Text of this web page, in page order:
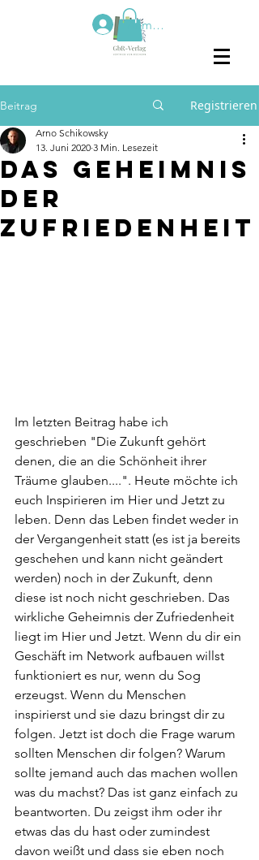
Anmelden
Beitrag Registrieren
Das Geheimnis
der
Zufriedenheit
Arno Schikowsky
13. Juni 2020 3 Min. Lesezeit
Im letzten Beitrag habe ich
geschrieben "Die Zukunft gehört
denen, die an die Schönheit ihrer
Träume glauben....". Heute möchte ich
euch Inspirieren im Hier und Jetzt zu
leben. Denn das Leben findet weder in
der Vergangenheit statt (es ist ja bereits
geschehen und kann nicht geändert
werden) noch in der Zukunft, denn
diese ist noch nicht geschrieben. Das
wirkliche Geheimnis der Zufriedenheit
liegt im Hier und Jetzt. Wenn du dir ein
Geschäft im Network aufbauen willst
funktioniert es nur, wenn du Sog
erzeugst. Wenn du Menschen
inspirierst und sie dazu bringst dir zu
folgen. Jetzt ist doch die Frage warum
sollten Menschen dir folgen? Warum
sollte jemand auch das machen wollen
was du machst? Das ist ganz einfach zu
beantworten. Du zeigst ihm oder ihr
etwas das du hast oder zumindest
davon weißt und dass sie eben noch